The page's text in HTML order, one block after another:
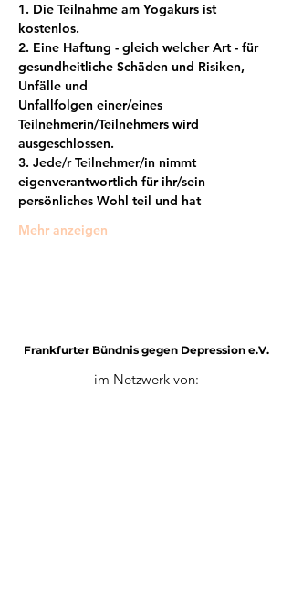
1. Die Teilnahme am Yogakurs ist
kostenlos.
2. Eine Haftung - gleich welcher Art - für
gesundheitliche Schäden und Risiken,
Unfälle und
Unfallfolgen einer/eines
Teilnehmerin/Teilnehmers wird
ausgeschlossen.
3. Jede/r Teilnehmer/in nimmt
eigenverantwortlich für ihr/sein
persönliches Wohl teil und hat
Mehr anzeigen
Frankfurter Bündnis gegen Depression e.V.
im Netzwerk von: